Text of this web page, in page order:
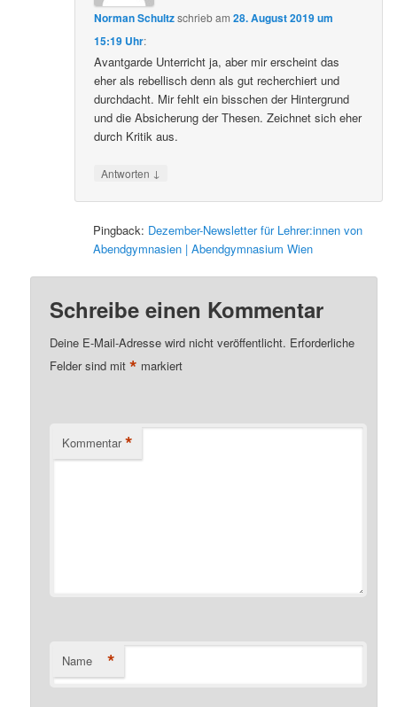
Norman Schultzschriebam28. August 2019 um
15:19 Uhr:
Avantgarde Unterricht ja, aber mir erscheint das
eher als rebellisch denn als gut recherchiert und
durchdacht. Mir fehlt ein bisschen der Hintergrund
und die Absicherung der Thesen. Zeichnet sich eher
durch Kritik aus.
Antworten ↓
Pingback: Dezember-Newsletter für Lehrer:innen von
Abendgymnasien | Abendgymnasium Wien
Schreibe einen Kommentar
Deine E-Mail-Adresse wird nicht veröffentlicht. Erforderliche
Felder sind mit* markiert
Kommentar *
Name *